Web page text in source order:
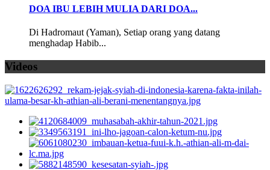
DOA IBU LEBIH MULIA DARI DOA...
Di Hadromaut (Yaman), Setiap orang yang datang
menghadap Habib...
Videos